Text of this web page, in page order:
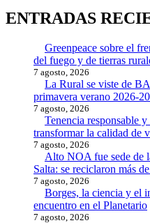
ENTRADAS
Greenpeace sobre el
del fuego y de tierras
7 agosto, 2026
La Rural se viste de
primavera verano 2026-
7 agosto, 2026
Tenencia responsable
transformar la calidad de
7 agosto, 2026
Alto NOA fue sede de
Salta: se reciclaron más
7 agosto, 2026
Borges, la ciencia y el
encuentro en el Planetario
7 agosto, 2026